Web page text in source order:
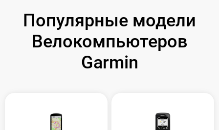
Популярные модели
Велокомпьютеров
Garmin